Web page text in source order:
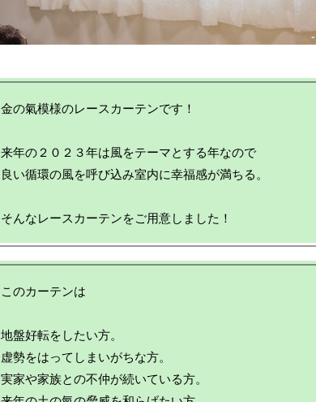
金の氣模様のレースカーテンです！
来年の２０２３年は風をテーマとする年なので
良い循環の風を呼び込み室内に幸福感が満ちる。
このカーテンは
地盤好転をしたい方。
虚勢をはってしまいがちな方。
実家や家族との不仲が続いている方。